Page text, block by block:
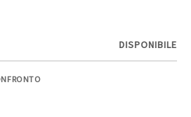
DISPONIBILE